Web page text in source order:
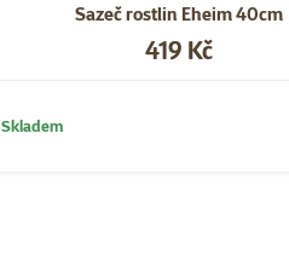
Sazeč rostlin Eheim 40cm
Cena
419 Kč
Skladem